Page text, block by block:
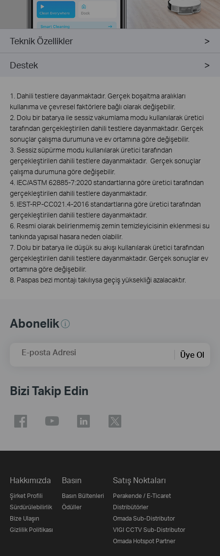
Teknik Özellikler
Destek
1. Dahili testlere dayanmaktadır. Gerçek boşaltma aralıkları
kullanıma ve çevresel faktörlere bağlı olarak değişebilir.
2. Dolu bir batarya ile sessiz vakumlama modu kullanılarak üretici
tarafından gerçekleştirilen dahili testlere dayanmaktadır. Gerçek
sonuçlar çalışma durumuna ve ev ortamına göre değişebilir.
3. Sessiz süpürme modu kullanılarak üretici tarafından
gerçekleştirilen dahili testlere dayanmaktadır. Gerçek sonuçlar
çalışma durumuna göre değişebilir.
4. IEC/ASTM 62885-7:2020 standartlarına göre üretici tarafından
gerçekleştirilen dahili testlere dayanmaktadır.
5. IEST-RP-CC021.4-2016 standartlarına göre üretici tarafından
gerçekleştirilen dahili testlere dayanmaktadır.
6. Resmi olarak belirlenmemiş zemin temizleyicisinin eklenmesi su
tankında yapısal hasara neden olabilir.
7. Dolu bir batarya ile düşük su akışı kullanılarak üretici tarafından
gerçekleştirilen dahili testlere dayanmaktadır. Gerçek sonuçlar ev
ortamına göre değişebilir.
8. Paspas bezi montajı takılıysa geçiş yüksekliği azalacaktır.
Abonelik
E-posta Adresi Üye Ol
Bizi Takip Edin
Hakkımızda
Şirket Profili
Sürdürülebilirlik
Bize Ulaşın
Gizlilik Politikası
Basın
Basın Bültenleri
Ödüller
Satış Noktaları
Perakende / E-Ticaret
Distribütörler
Omada Sub-Distributor
VIGI CCTV Sub-Distributor
Omada Hotspot Partner